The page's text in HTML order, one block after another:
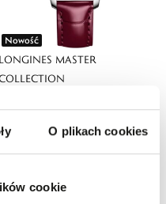
O plikach cookies
cookie
Nowość
LONGINES MASTER